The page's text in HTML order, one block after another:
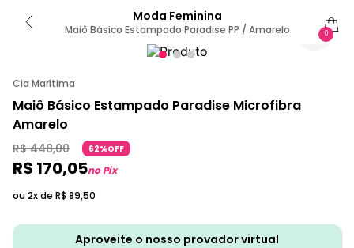
Moda Feminina
Maiô Básico Estampado Paradise PP / Amarelo 0
Cia Marítima
Maiô Básico Estampado Paradise Microfibra
Amarelo
R$ 448,00 62%OFF
R$ 170,05no Pix
ou 2x de R$ 89,50
Aproveite o nosso provador virtual